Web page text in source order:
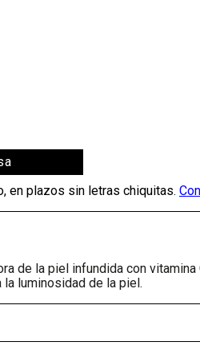
de la piel infundida con vitamina
la luminosidad de la piel.